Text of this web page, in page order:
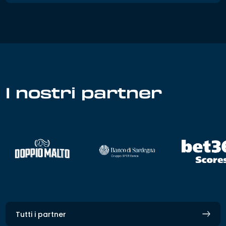
I nostri partner
Tutti i partner